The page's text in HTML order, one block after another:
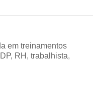
em treinamentos
RH, trabalhista,